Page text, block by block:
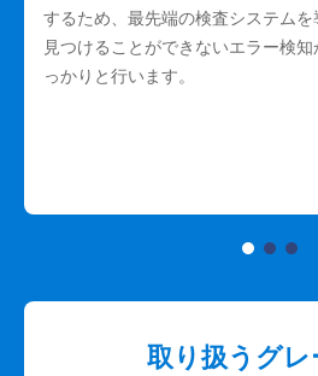
するため、最先端の検査システム
見つけることができないエラー検
っかりと行います。
取り扱うグレ